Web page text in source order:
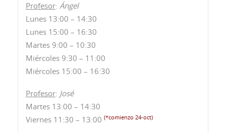
Profesor: Ángel
Lunes 13:00 – 14:30
Lunes 15:00 – 16:30
Martes 9:00 – 10:30
Miércoles 9:30 – 11:00
Miércoles 15:00 – 16:30
Profesor: José
Martes 13:00 – 14:30
Viernes 11:30 – 13:00 (*comienzo 24-oct)